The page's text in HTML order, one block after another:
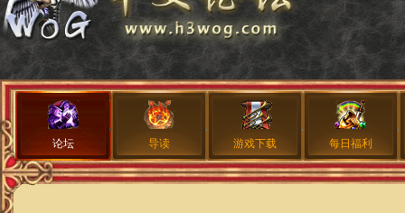
论坛 导读 游戏下载 每日福利